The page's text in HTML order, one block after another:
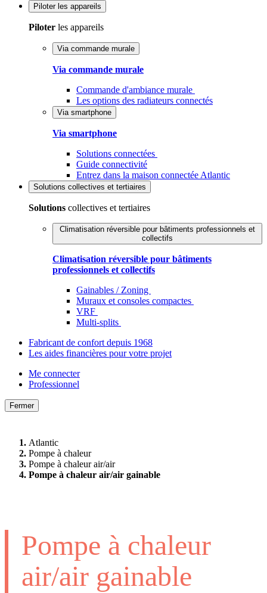
Piloter les appareils
Piloter les appareils
Via commande murale
Via commande murale
Commande d'ambiance murale
Les options des radiateurs connectés
Via smartphone
Via smartphone
Solutions connectées
Guide connectivité
Entrez dans la maison connectée Atlantic
Solutions collectives et tertiaires
Solutions collectives et tertiaires
Climatisation réversible pour bâtiments professionnels et
collectifs
Climatisation réversible pour bâtiments
professionnels et collectifs
Gainables / Zoning
Muraux et consoles compactes
VRF
Multi-splits
Fabricant de confort depuis 1968
Les aides financières pour votre projet
Me connecter
Professionnel
Fermer
Atlantic
Pompe à chaleur
Pompe à chaleur air/air
Pompe à chaleur air/air gainable
Pompe à chaleur
air/air gainable